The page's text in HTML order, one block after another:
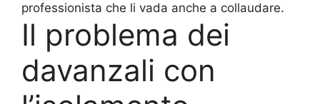
professionista che li vada anche a collaudare.
Il problema dei
davanzali con